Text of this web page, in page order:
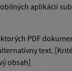
aplikácií
PDF
text.
obsah]